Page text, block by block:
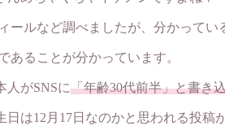
ールなど調べましたが、分かってい
あることが分かっています。
人がSNSに「年齢30代前半」と書き
日は12月17日なのかと思われる投